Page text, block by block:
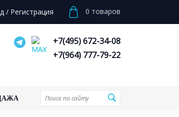
/ Регистрация 0 товаров
+7(495) 672-34-08
+7(964) 777-79-22